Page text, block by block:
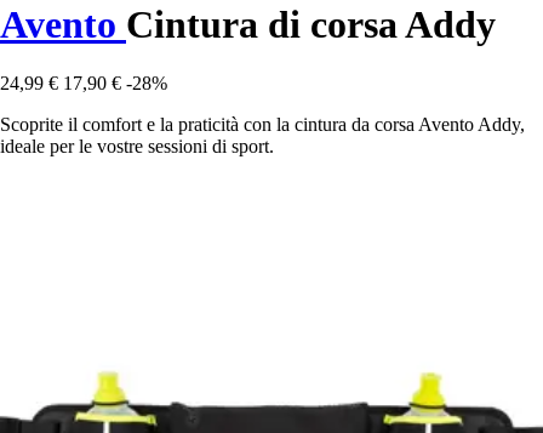
Avento Cintura di corsa Addy
24,99 € 17,90 € -28%
Scoprite il comfort e la praticità con la cintura da corsa Avento Addy,
ideale per le vostre sessioni di sport.